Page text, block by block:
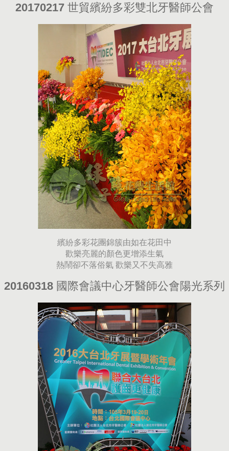
20170217 世貿繽紛多彩雙北牙醫師公會
繽紛多彩花團錦簇由如在花田中
歡樂亮麗的顏色更增添生氣
熱鬧卻不落俗氣 歡樂又不失高雅
20160318 國際會議中心牙醫師公會陽光系列